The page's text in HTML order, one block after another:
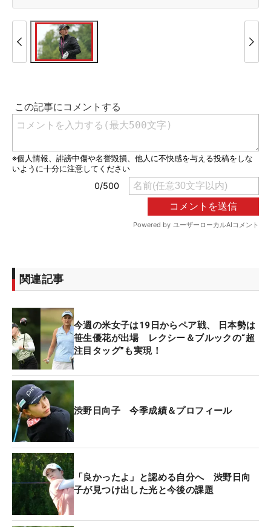
関連記事
今週の米女子は19日からペア戦、 日本勢は
笹生優花が出場 レクシー＆ブルックの“超
注目タッグ”も実現！
渋野日向子 今季成績＆プロフィール
「良かったよ」と認める自分へ 渋野日向
子が見つけ出した光と今後の課題